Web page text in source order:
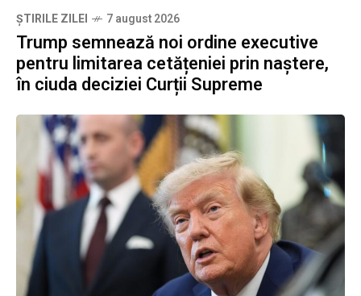
ȘTIRILE ZILEI 7 august 2026
Trump semnează noi ordine executive
pentru limitarea cetățeniei prin naștere,
în ciuda deciziei Curții Supreme